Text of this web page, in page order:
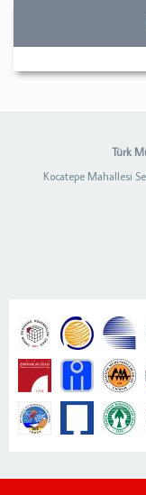
Türk
Kocatepe Mahallesi